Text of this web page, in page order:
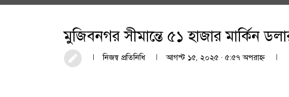
মুজিবনগর সীমান্তে ৫১ হাজার মার্কিন
নিজস্ব প্রতিনিধি আগস্ট ১৫, ২০২৫ · ৫:৫৭ অপরাহ্ণ